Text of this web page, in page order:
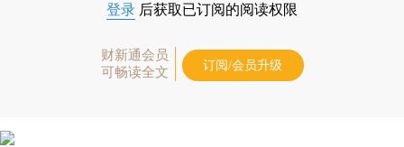
登录 后获取已订阅的阅读权限
财新通会员
可畅读全文
订阅/会员升级